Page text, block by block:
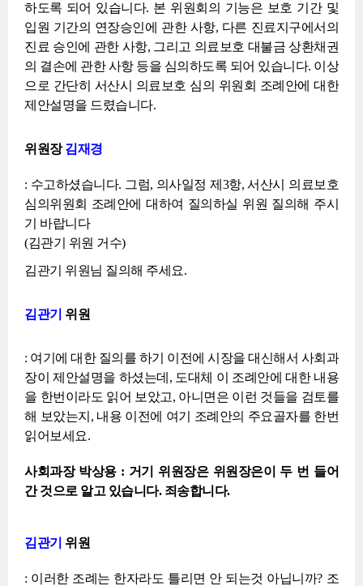
하도록 되어 있습니다. 본 위원회의 기능은 보호 기간 및
입원 기간의 연장승인에 관한 사항, 다른 진료지구에서의
진료 승인에 관한 사항, 그리고 의료보호 대불금 상환채권
의 결손에 관한 사항 등을 심의하도록 되어 있습니다. 이상
으로 간단히 서산시 의료보호 심의 위원회 조례안에 대한
제안설명을 드렸습니다.
위원장김재경
: 수고하셨습니다. 그럼, 의사일정 제3항, 서산시 의료보호
심의위원회 조례안에 대하여 질의하실 위원 질의해 주시
기 바랍니다
(김관기 위원 거수)
김관기 위원님 질의해 주세요.
김관기 위원
: 여기에 대한 질의를 하기 이전에 시장을 대신해서 사회과
장이 제안설명을 하셨는데, 도대체 이 조례안에 대한 내용
을 한번이라도 읽어 보았고, 아니면은 이런 것들을 검토를
해 보았는지, 내용 이전에 여기 조례안의 주요골자를 한번
읽어보세요.
사회과장 박상용 : 거기 위원장은 위원장은이 두 번 들어
간 것으로 알고 있습니다. 죄송합니다.
김관기 위원
: 이러한 조례는 한자라도 틀리면 안 되는것 아닙니까? 조